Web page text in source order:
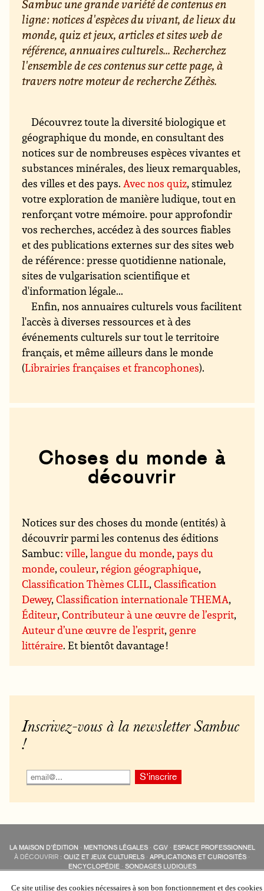
Sambuc une grande variété de contenus en
ligne : notices d'espèces du vivant, de lieux du
monde, quiz et jeux, articles et sites web de
référence, annuaires culturels... Recherchez
l'ensemble de ces contenus sur cette page, à
travers notre moteur de recherche Zéthès.
Découvrez toute la diversité biologique et
géographique du monde, en consultant des
notices sur de nombreuses espèces vivantes et
substances minérales, des lieux remarquables,
des villes et des pays. Avec nos quiz, stimulez
votre exploration de manière ludique, tout en
renforçant votre mémoire. pour approfondir
vos recherches, accédez à des sources fiables
et des publications externes sur des sites web
de référence : presse quotidienne nationale,
sites de vulgarisation scientifique et
d'information légale...
Enfin, nos annuaires culturels vous facilitent
l'accès à diverses ressources et à des
événements culturels sur tout le territoire
français, et même ailleurs dans le monde
(Librairies françaises et francophones).
Choses du monde à
découvrir
Notices sur des choses du monde (entités) à
découvrir parmi les contenus des éditions
Sambuc :ville,langue du monde,pays du
monde,couleur,région géographique,
Classification Thèmes CLIL,Classification
Dewey,Classification internationale THEMA,
Éditeur,Contributeur à une œuvre de l’esprit,
Auteur d’une œuvre de l’esprit, genre
littéraire. Et bientôt davantage !
Inscrivez-vous à la newsletter Sambuc
!
LA MAISON D’ÉDITION · MENTIONS LÉGALES· CGV· ESPACE PROFESSIONNEL
À DÉCOUVRIR : QUIZ ET JEUX CULTURELS · APPLICATIONS ET CURIOSITÉS ·
ENCYCLOPÉDIE· SONDAGES LUDIQUES
COLLECTIONS :SAMBUC·ÉDISOLUM·REVUE LITTÉRAIREL’EAU-FORTE
Ce site utilise des cookies nécessaires à son bon fonctionnement et des cookies